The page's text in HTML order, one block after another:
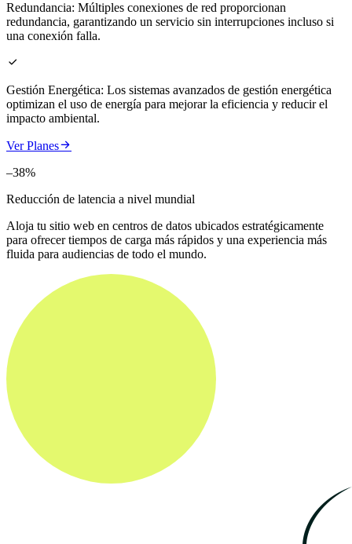
Redundancia: Múltiples conexiones de red proporcionan
redundancia, garantizando un servicio sin interrupciones incluso si
una conexión falla.

Gestión Energética: Los sistemas avanzados de gestión energética
optimizan el uso de energía para mejorar la eficiencia y reducir el
impacto ambiental.
Ver Planes
–38%
Reducción de latencia a nivel mundial
Aloja tu sitio web en centros de datos ubicados estratégicamente
para ofrecer tiempos de carga más rápidos y una experiencia más
fluida para audiencias de todo el mundo.